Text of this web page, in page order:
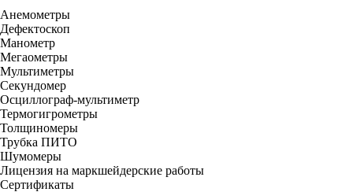
Анемометры
Дефектоскоп
Манометр
Мегаометры
Мультиметры
Секундомер
Осциллограф-мультиметр
Термогигрометры
Толщиномеры
Трубка ПИТО
Шумомеры
Лицензия на маркшейдерские работы
Сертификаты